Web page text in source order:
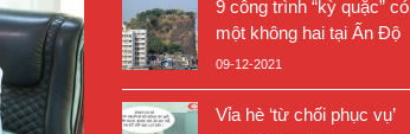
9 công trình “kỳ quặc” có
một không hai tại Ấn Độ
09-12-2021
Vỉa hè ‘từ chối phục vụ’